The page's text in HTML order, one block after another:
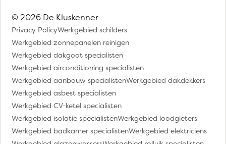
© 2026 De Kluskenner
Privacy PolicyWerkgebied schilders
Werkgebied zonnepanelen reinigen
Werkgebied dakgoot specialisten
Werkgebied airconditioning specialisten
Werkgebied aanbouw specialistenWerkgebied dakdekkers
Werkgebied asbest specialisten
Werkgebied CV-ketel specialisten
Werkgebied isolatie specialistenWerkgebied loodgieters
Werkgebied badkamer specialistenWerkgebied elektriciens